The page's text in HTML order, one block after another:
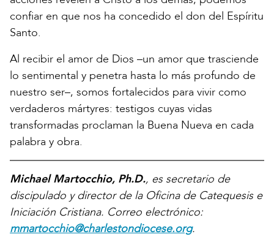
confiar en que nos ha concedido el don del Espíritu
Santo.
Al recibir el amor de Dios –un amor que trasciende
lo sentimental y penetra hasta lo más profundo de
nuestro ser–, somos fortalecidos para vivir como
verdaderos mártyres: testigos cuyas vidas
transformadas proclaman la Buena Nueva en cada
palabra y obra.
Michael Martocchio, Ph.D., es secretario de
discipulado y director de la Oficina de Catequesis e
Iniciación Cristiana. Correo electrónico:
mmartocchio@charlestondiocese.org.